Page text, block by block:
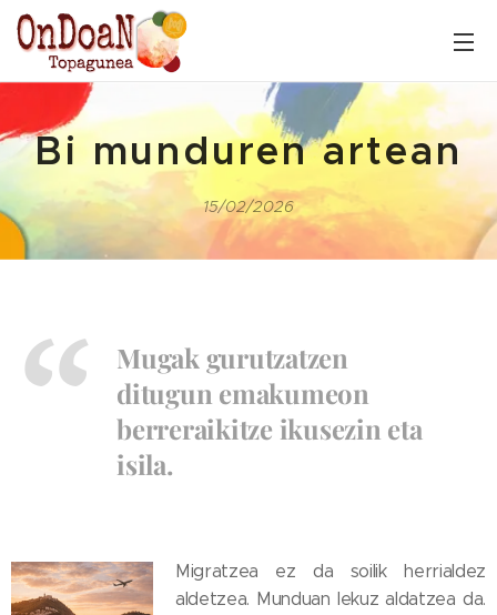
Bi munduren artean
15/02/2026
Mugak gurutzatzen
ditugun emakumeon
berreraikitze ikusezin eta
isila.
Migratzea ez da soilik herrialdez
aldetzea. Munduan lekuz aldatzea da.